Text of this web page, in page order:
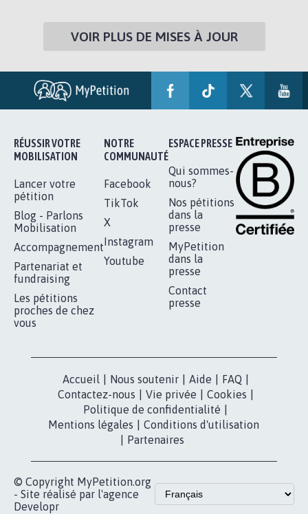
VOIR PLUS DE MISES À JOUR
RÉUSSIR VOTRE
MOBILISATION
Lancer votre
pétition
Blog - Parlons
Mobilisation
Accompagnement
Partenariat et
fundraising
Les pétitions
proches de chez
vous
NOTRE
COMMUNAUTÉ
Facebook
TikTok
X
Instagram
Youtube
ESPACE PRESSE
Qui sommes-
nous?
Nos pétitions
dans la
presse
MyPetition
dans la
presse
Contact
presse
Accueil Nous soutenir Aide FAQ
Contactez-nous
Vie privée Cookies
Politique de confidentialité
Mentions légales
Conditions d'utilisation
Partenaires
© Copyright MyPetition.org
- Site réalisé par l'agence
Developr